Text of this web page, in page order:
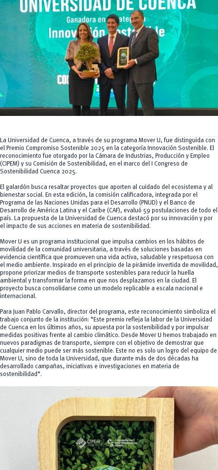
y Agropecuarias
MOVERU
Posgrados
Radio Universitaria
Salud
Sostenibilidad
Vinculación
La Universidad de Cuenca, a través de su programa Mover U, fue distinguida con
el Premio Compromiso Sostenible 2025 en la categoría Innovación Sostenible. El
reconocimiento fue otorgado por la Cámara de Industrias, Producción y Empleo
(CIPEM) y su Comisión de Sostenibilidad, en el marco del I Congreso de
Sostenibilidad Cuenca 2025.
El galardón busca resaltar proyectos que aporten al cuidado del ecosistema y al
bienestar social. En esta edición, la comisión calificadora, integrada por el
Programa de las Naciones Unidas para el Desarrollo (PNUD) y el Banco de
Desarrollo de América Latina y el Caribe (CAF), evaluó 59 postulaciones de todo el
país. La propuesta de la Universidad de Cuenca destacó por su innovación y por
el impacto de sus acciones en materia de sostenibilidad.
Mover U es un programa institucional que impulsa cambios en los hábitos de
movilidad de la comunidad universitaria, a través de soluciones basadas en
evidencia científica que promueven una vida activa, saludable y respetuosa con
el medio ambiente. Inspirado en el principio de la pirámide invertida de movilidad ,
propone priorizar medios de transporte sostenibles para reducir la huella
ambiental y transformar la forma en que nos desplazamos en la ciudad. El
proyecto busca consolidarse como un modelo replicable a escala nacional e
internacional.
Para Juan Pablo Carvallo, director del programa, este reconocimiento simboliza el
trabajo conjunto de la institución: “Este premio refleja la labor de la Universidad
de Cuenca en los últimos años, su apuesta por la sostenibilidad y por impulsar
medidas positivas frente al cambio climático. Desde Mover U hemos trabajado en
nuevos paradigmas de transporte, siempre con el objetivo de demostrar que
cualquier medio puede ser más sostenible. Este no es solo un logro del equipo de
Mover U, sino de toda la Universidad, que durante más de dos décadas ha
desarrollado campañas, iniciativas e investigaciones en materia de
sostenibilidad”.